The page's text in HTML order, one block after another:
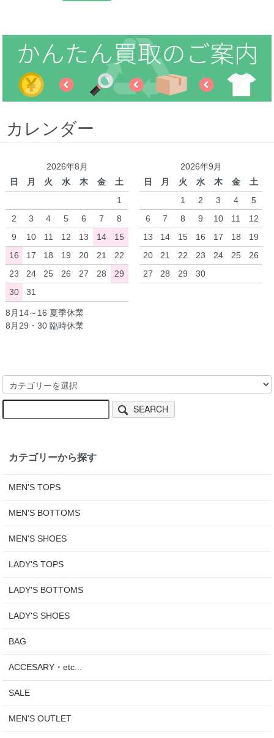
カレンダー
2026年8月
日
月 火 水 木 金
土
1
2
3 4 5 6 7
8
9
10 11 12 13 14
15
16
17 18 19 20 21
22
23
24 25 26 27 28
29
30
31
2026年9月
日
月 火 水 木 金
土
1
2 3 4
5
6
7 8 9 10 11
12
13
14 15 16 17 18
19
20
21 22 23 24 25
26
27
28 29 30
8月14～16 夏季休業
8月29・30 臨時休業
SEARCH
カテゴリーから探す
MEN'S TOPS
MEN'S BOTTOMS
MEN'S SHOES
LADY'S TOPS
LADY'S BOTTOMS
LADY'S SHOES
BAG
ACCESARY・etc...
SALE
MEN'S OUTLET